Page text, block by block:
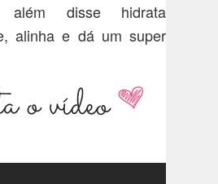
além disse hidrata
alinha e dá um super